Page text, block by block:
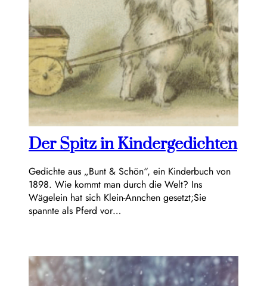
Der Spitz in Kindergedichten
Gedichte aus „Bunt & Schön“, ein Kinderbuch von
1898. Wie kommt man durch die Welt? Ins
Wägelein hat sich Klein-Annchen gesetzt;Sie
spannte als Pferd vor…